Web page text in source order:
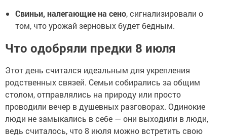
Свиньи, налегающие на сено, сигнализировали о
том, что урожай зерновых будет бедным.
Что одобряли предки 8 июля
Этот день считался идеальным для укрепления
родственных связей. Семьи собирались за общим
столом, отправлялись на природу или просто
проводили вечер в душевных разговорах. Одинокие
люди не замыкались в себе — они выходили в люди,
ведь считалось, что 8 июля можно встретить свою